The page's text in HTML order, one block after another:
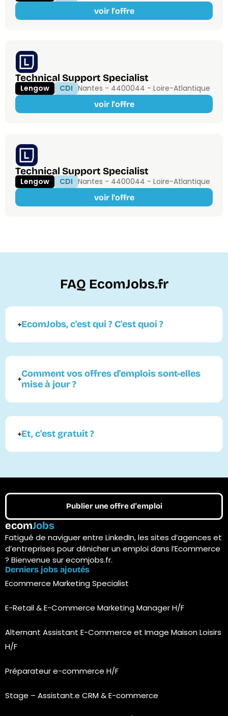
voir l'offre
Technical Support Specialist
Lengow CDI Nantes - 4400044 - Loire-Atlantique
voir l'offre
Technical Support Specialist
Lengow CDI Nantes - 4400044 - Loire-Atlantique
voir l'offre
FAQ EcomJobs.fr
EcomJobs, c'est qui ? C'est quoi ?
Comment vos offres d'emplois sont-elles
mise à jour ?
Et, c'est gratuit ?
ecomJobs
Fatigué de naviguer entre LinkedIn, les sites d’agences et
d’entreprises pour dénicher un emploi dans l’Ecommerce
? Bienvenue sur ecomjobs.fr.
Publier une offre d'emploi
Derniers jobs ajoutés
Ecommerce Marketing Specialist
E-Retail & E-Commerce Marketing Manager H/F
Alternant Assistant E-Commerce et Image Maison Loisirs
H/F
Préparateur e-commerce H/F
Stage – Assistant.e CRM & E-commerce